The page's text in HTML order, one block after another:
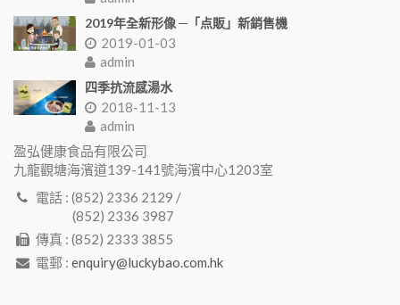
2019年全新形像 ─「点販」新銷售機
2019-01-03
admin
四季抗流感湯水
2018-11-13
admin
盈弘健康食品有限公司
九龍觀塘海濱道139-141號海濱中心1203室
電話 : (852) 2336 2129 /
(852) 2336 3987
傳真 : (852) 2333 3855
電郵 : enquiry@luckybao.com.hk